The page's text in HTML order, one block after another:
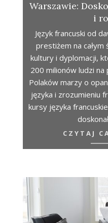
Warszawie:
i
Język francuski od
prestiżem na całym
kultury i dyplomacji,
200 milionów ludzi na
Polaków marzy o
języka i zrozumieniu
kursy języka
CZYTAJ